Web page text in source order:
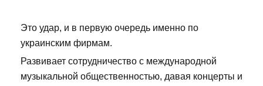
Это удар, и в первую очередь именно по
украинским фирмам.
Развивает сотрудничество с международной
музыкальной общественностью, давая концерты и